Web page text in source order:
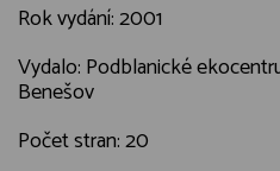
Rok vydání: 2001
Vydalo: Podblanické
Benešov
Počet stran: 20